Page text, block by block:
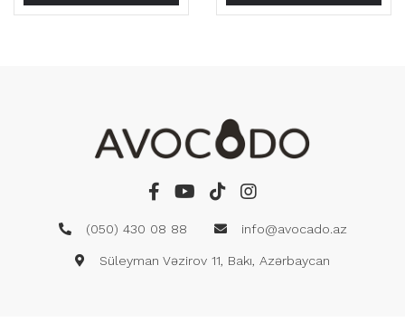
(050) 430 08 88 info@avocado.az
Süleyman Vəzirov 11, Bakı, Azərbaycan